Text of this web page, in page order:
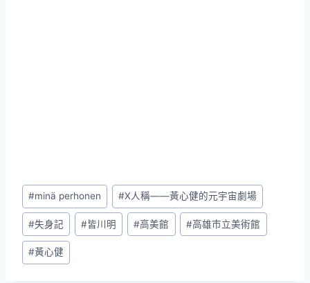
Post
Tags:
#minä perhonen #X人稱——黃心健的元宇宙劇場
#失身記 #皆川明 #高美館 #高雄市立美術館
#黃心健